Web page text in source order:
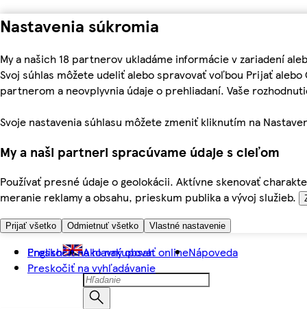
Nastavenia súkromia
My a našich 18 partnerov ukladáme informácie v zariadení
Svoj súhlas môžete udeliť alebo spravovať voľbou Prijať
partnerom a neovplyvnia údaje o prehliadaní. Vaše
Svoje nastavenia súhlasu môžete zmeniť kliknutím na
My a naši partneri spracúvame údaje s cieľom
Používať presné údaje o geolokácii. Aktívne skenovať
meranie reklamy a obsahu, prieskum publika a vývoj služieb.
Prijať všetko Odmietnuť všetko Vlastné nastavenie
Preskočiť na hlavný obsah
Preskočiť na vyhľadávanie
English Ako nakupovať onlineNápoveda